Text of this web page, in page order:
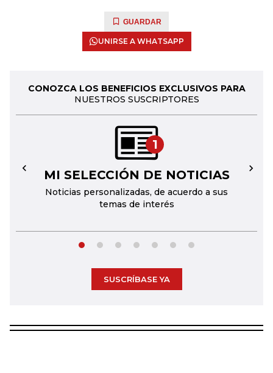
GUARDAR
UNIRSE A WHATSAPP
CONOZCA LOS BENEFICIOS EXCLUSIVOS PARA
NUESTROS SUSCRIPTORES
1
MI SELECCIÓN DE NOTICIAS
Noticias personalizadas, de acuerdo a sus
temas de interés
← →
SUSCRÍBASE YA